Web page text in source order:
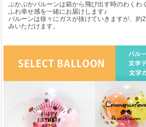
ぷかぷかバルーンは箱から飛び出す時のわくわ
ふわ幸せ感を一緒にお届けします♪
バルーンは徐々にガスが抜けていきますが、約
みいただけます。